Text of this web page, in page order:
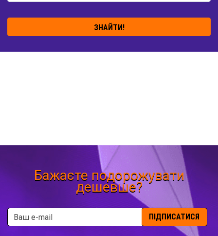
ЗНАЙТИ!
Бажаєте подорожувати
дешевше?
ПІДПИСАТИСЯ